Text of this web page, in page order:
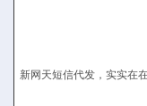
新网天短信代发，实实在